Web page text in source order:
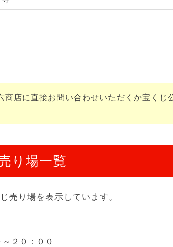
店に直接お問い合わせいただくか宝くじ
り場一覧
売り場を表示しています。
２０：００